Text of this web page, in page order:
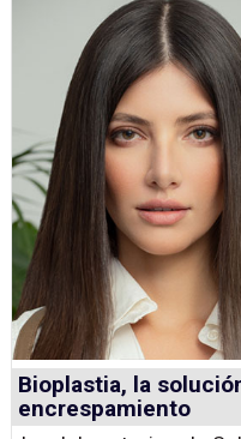
Bioplastia, la
encrespamiento